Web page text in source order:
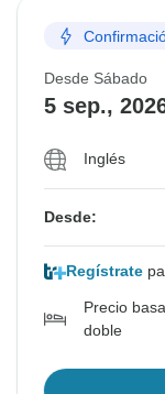
Desde Sábado
5 sep.,
Inglés
Desde:
Regístrate
Precio
doble